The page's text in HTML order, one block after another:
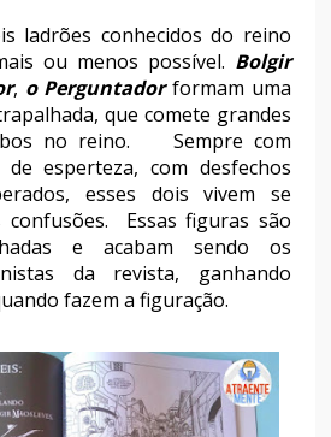
ladrões conhecidos do reino
ou menos possível. Bolgir
, o Perguntadorformam uma
que comete grandes
no reino. Sempre com
de esperteza, com desfechos
esses dois vivem se
confusões. Essas figuras são
e acabam sendo os
da revista, ganhando
fazem a figuração.